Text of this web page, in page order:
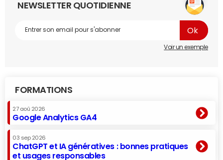
NEWSLETTER QUOTIDIENNE
Voir un exemple
FORMATIONS
27 aoû 2026
Google Analytics GA4
03 sep 2026
ChatGPT et IA génératives : bonnes pratiques
et usages responsables